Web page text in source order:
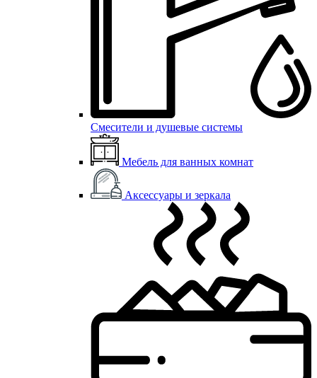
Смесители и душевые системы
Мебель для ванных комнат
Аксессуары и зеркала